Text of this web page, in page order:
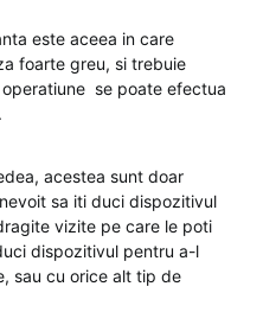
este aceea in care
foarte greu, si trebuie
se poate efectua
acestea sunt doar
sa iti duci dispozitivul
vizite pe care le poti
dispozitivul pentru a-l
sau cu orice alt tip de